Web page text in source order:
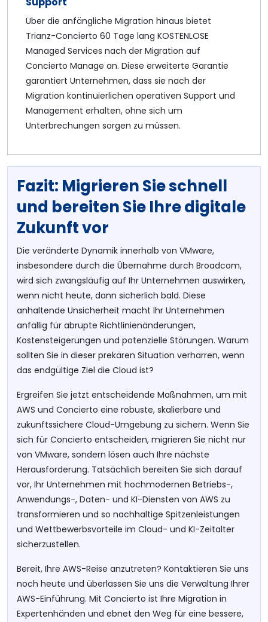
Über die anfängliche Migration hinaus bietet
Trianz-Concierto 60 Tage lang KOSTENLOSE
Managed Services nach der Migration auf
Concierto Manage an. Diese erweiterte Garantie
garantiert Unternehmen, dass sie nach der
Migration kontinuierlichen operativen Support und
Management erhalten, ohne sich um
Unterbrechungen sorgen zu müssen.
Fazit: Migrieren Sie schnell
und bereiten Sie Ihre digitale
Zukunft vor
Die veränderte Dynamik innerhalb von VMware,
insbesondere durch die Übernahme durch Broadcom,
wird sich zwangsläufig auf Ihr Unternehmen auswirken,
wenn nicht heute, dann sicherlich bald. Diese
anhaltende Unsicherheit macht Ihr Unternehmen
anfällig für abrupte Richtlinienänderungen,
Kostensteigerungen und potenzielle Störungen. Warum
sollten Sie in dieser prekären Situation verharren, wenn
das endgültige Ziel die Cloud ist?
Ergreifen Sie jetzt entscheidende Maßnahmen, um mit
AWS und Concierto eine robuste, skalierbare und
zukunftssichere Cloud-Umgebung zu sichern. Wenn Sie
sich für Concierto entscheiden, migrieren Sie nicht nur
von VMware, sondern lösen auch Ihre nächste
Herausforderung. Tatsächlich bereiten Sie sich darauf
vor, Ihr Unternehmen mit hochmodernen Betriebs-,
Anwendungs-, Daten- und KI-Diensten von AWS zu
transformieren und so nachhaltige Spitzenleistungen
und Wettbewerbsvorteile im Cloud- und KI-Zeitalter
sicherzustellen.
Bereit, Ihre AWS-Reise anzutreten? Kontaktieren Sie uns
noch heute und überlassen Sie uns die Verwaltung Ihrer
AWS-Einführung. Mit Concierto ist Ihre Migration in
Expertenhänden und ebnet den Weg für eine bessere,